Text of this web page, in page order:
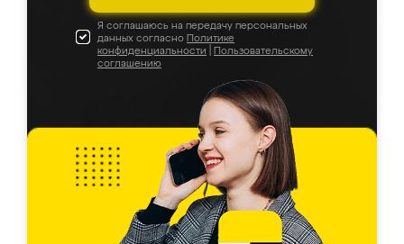
Я соглашаюсь на передачу персональных
данных согласно Политике
конфиденциальности
Пользовательскому
соглашению